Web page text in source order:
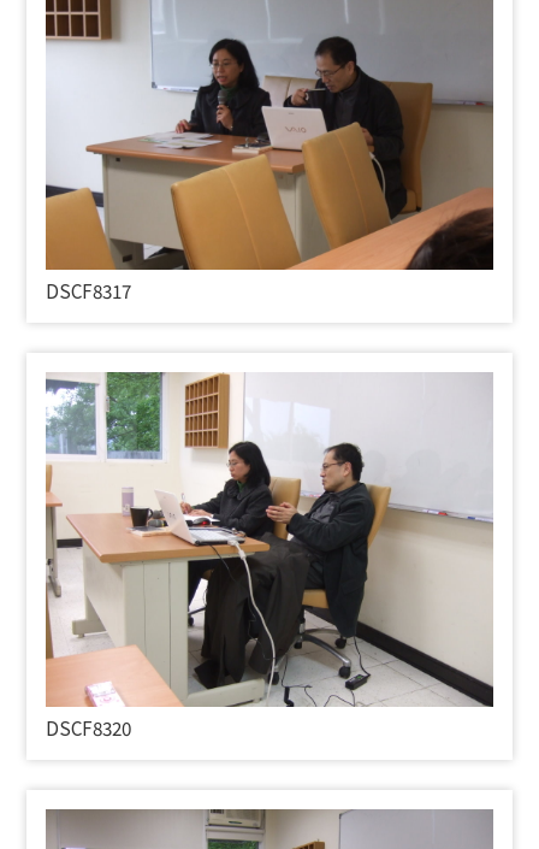
DSCF8317
DSCF8320